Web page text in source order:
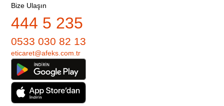
Bize Ulaşın
444 5 235
0533 030 82 13
eticaret@afeks.com.tr